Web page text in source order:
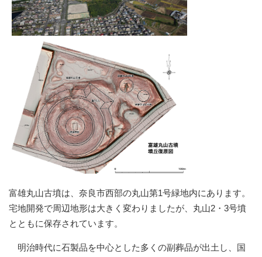
富雄丸山古墳は、奈良市西部の丸山第1号緑地内にあります。
宅地開発で周辺地形は大きく変わりましたが、丸山2・3号墳
とともに保存されています。
明治時代に石製品を中心とした多くの副葬品が出土し、国